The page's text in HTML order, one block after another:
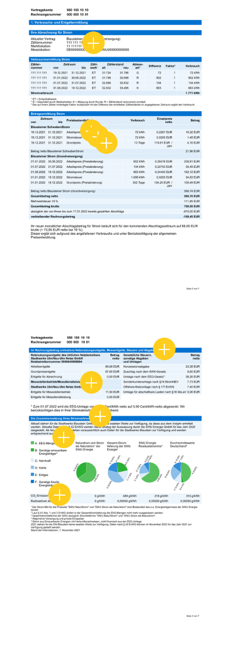
Zählernummer/ Marktlokation /
Arbeitspreis Strom
Stromsteuer
Grundpreis Strom
Messstellenbetrieb
Zusammensetzung Ihres
Stromkennzeichnung
Naturstrom ohne CO₂-Emissionen